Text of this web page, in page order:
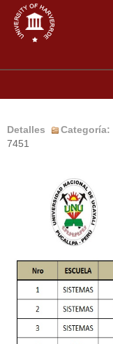
Detalles Categoría:
7451